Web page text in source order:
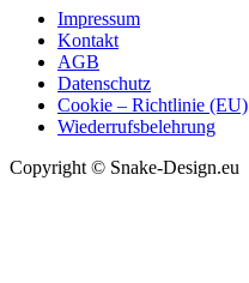
Impressum
Kontakt
AGB
Datenschutz
Cookie – Richtlinie (EU)
Wiederrufsbelehrung
Copyright © Snake-Design.eu